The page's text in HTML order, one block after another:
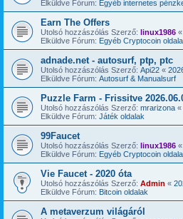
Elküldve Fórum: Egyéb internetes
Earn The Offers
Utolsó hozzászólás Szerző: linux1986 «
Elküldve Fórum: Egyéb Cryptocoin
adnade.net - autosurf, ptp, ptc
Utolsó hozzászólás Szerző: Api22 «
Elküldve Fórum: Autosurf & Manualsurf
Puzzle Farm - Frissitve
Utolsó hozzászólás Szerző: mrarizona «
Elküldve Fórum: Játék oldalak
99Faucet
Utolsó hozzászólás Szerző: linux1986 «
Elküldve Fórum: Egyéb Cryptocoin
Vie Faucet - 2020 óta
Utolsó hozzászólás Szerző: Admin «
Elküldve Fórum: Bitcoin oldalak
A metaverzum világáról